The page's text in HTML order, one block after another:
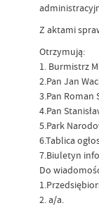
Z aktami
Otrzymują:
1. Burmistrz
2.Pan Jan
3.Pan Roman
4.Pan
5.Park
6.Tablica
7.Biuletyn
Do
2. a/a.